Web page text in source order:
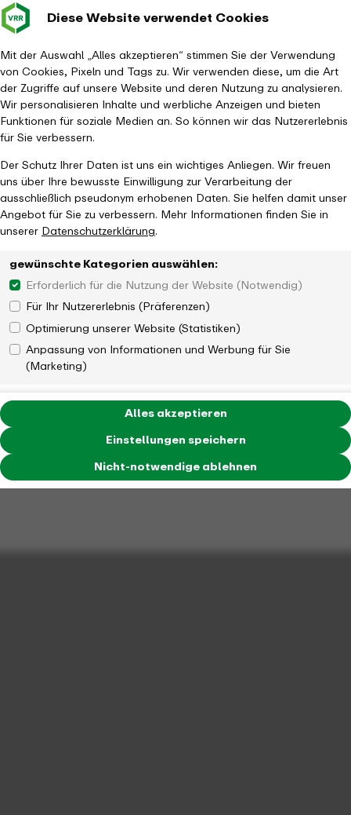
Diese Website verwendet Cookies
Mit der Auswahl „Alles akzeptieren“ stimmen Sie der Verwendung
von Cookies, Pixeln und Tags zu. Wir verwenden diese, um die Art
der Zugriffe auf unsere Website und deren Nutzung zu analysieren.
Wir personalisieren Inhalte und werbliche Anzeigen und bieten
Funktionen für soziale Medien an. So können wir das Nutzererlebnis
für Sie verbessern.
Der Schutz Ihrer Daten ist uns ein wichtiges Anliegen. Wir freuen
uns über Ihre bewusste Einwilligung zur Verarbeitung der
ausschließlich pseudonym erhobenen Daten. Sie helfen damit unser
Angebot für Sie zu verbessern. Mehr Informationen finden Sie in
unsererDatenschutzerklärung.
gewünschte Kategorien auswählen:
Erforderlich für die Nutzung der Website (Notwendig)
Für Ihr Nutzererlebnis (Präferenzen)
Optimierung unserer Website (Statistiken)
Anpassung von Informationen und Werbung für Sie
(Marketing)
Einstellungen speichern
Nicht-notwendige ablehnen
Alles akzeptieren
Verkehrsverbund Baustellen im
Leichte
Startseite Aktuelles
Newsroom
VRR setzt zweite Stufe der Tarifreform um: Einfachere Tarifgebiete
und Abschaffung des 2 Waben Tarifs